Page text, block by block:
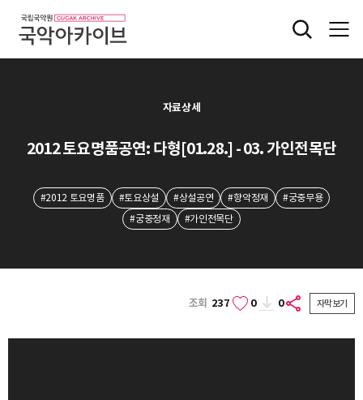
자료상세
2012 토요명품공연: 다형[01.28.] - 03. 가인전목단
#2012 토요명품 #토요상설 #상설공연 #향악정재
#궁중무용
#궁중정재
#가인전목단
조회 237 0 0 자막보기